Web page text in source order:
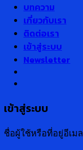
บทความ
เกี่ยวกับเรา
ติดต่อเรา
เข้าสู่ระบบ
Newsletter
เข้าสู่ระบบ
ชื่อผู้ใช้หรือที่อยู่อีเมล